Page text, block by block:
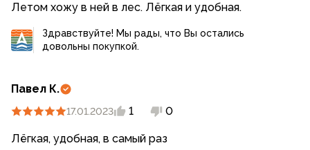
Летом хожу в ней в лес. Лёгкая и удобная.
Здравствуйте! Мы рады, что Вы остались
довольны покупкой.
Павел К.
17.01.2023 1 0
Лёгкая, удобная, в самый раз